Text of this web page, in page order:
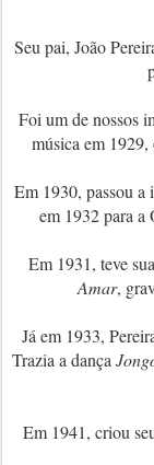
Seu pai, João
Foi um de nossos
música em
Em 1930, passou a
em 1932 para a
Em 1931, teve
Amar,
Já em 1933,
Trazia a dança
Em 1941, criou